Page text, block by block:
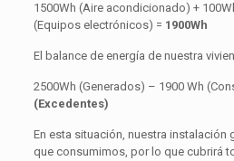
1500Wh (Aire acondicionado) +
(Equipos electrónicos) = 1900Wh
El balance de energía de nuestra
2500Wh (Generados) – 1900 Wh
(Excedentes)
En esta situación, nuestra instalación
que consumimos, por lo que cubrirá